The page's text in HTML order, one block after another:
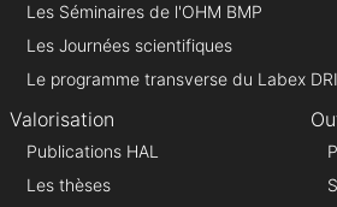
Les Séminaires de l'OHM BMP
Les Journées scientifiques
Le programme transverse du Labex
Valorisation
Publications HAL
Les thèses